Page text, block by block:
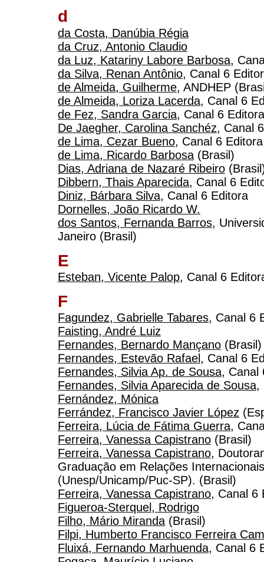
d
da Costa, Danúbia Régia
da Cruz, Antonio Claudio
da Luz, Katariny Labore Barbosa,
da Silva, Renan Antônio, Canal 6
de Almeida, Guilherme, ANDHEP
de Almeida, Loriza Lacerda, Canal 6
de Fez, Sandra Garcia, Canal 6 Editora
De Jaegher, Carolina Sanchéz, Canal
de Lima, Cezar Bueno, Canal 6 Editora
de Lima, Ricardo Barbosa (Brasil)
Dias, Adriana de Nazaré Ribeiro
Dibbern, Thais Aparecida, Canal 6
Diniz, Bárbara Silva, Canal 6 Editora
Dornelles, João Ricardo W.
dos Santos, Fernanda Barros,
Janeiro (Brasil)
E
Esteban, Vicente Palop, Canal 6
F
Fagundez, Gabrielle Tabares, Canal 6
Faisting, André Luiz
Fernandes, Bernardo Mançano (Brasil)
Fernandes, Estevão Rafael , Canal 6
Fernandes, Silvia Ap. de Sousa, Canal
Fernandes, Silvia Aparecida de Sousa,
Fernández, Mónica
Ferrández, Francisco Javier López
Ferreira, Lúcia de Fátima Guerra,
Ferreira, Vanessa Capistrano (Brasil)
Ferreira, Vanessa Capistrano,
Graduação em Relações
(Unesp/Unicamp/Puc-SP). (Brasil)
Ferreira, Vanessa Capistrano, Canal 6
Figueroa-Sterquel, Rodrigo
Filho, Mário Miranda (Brasil)
Filpi, Humberto Francisco Ferreira
Fluixá, Fernando Marhuenda, Canal 6